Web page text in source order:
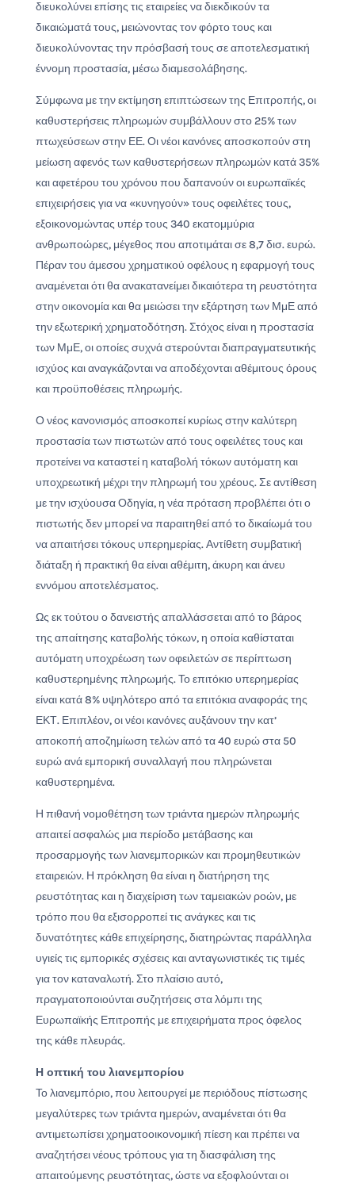
διευκολύνει επίσης τις εταιρείες να διεκδικούν τα
δικαιώματά τους, μειώνοντας τον φόρτο τους και
διευκολύνοντας την πρόσβασή τους σε αποτελεσματική
έννομη προστασία, μέσω διαμεσολάβησης.
Σύμφωνα με την εκτίμηση επιπτώσεων της Επιτροπής, οι
καθυστερήσεις πληρωμών συμβάλλουν στο 25% των
πτωχεύσεων στην ΕΕ. Οι νέοι κανόνες αποσκοπούν στη
μείωση αφενός των καθυστερήσεων πληρωμών κατά 35%
και αφετέρου του χρόνου που δαπανούν οι ευρωπαϊκές
επιχειρήσεις για να «κυνηγούν» τους οφειλέτες τους,
εξοικονομώντας υπέρ τους 340 εκατομμύρια
ανθρωποώρες, μέγεθος που αποτιμάται σε 8,7 δισ. ευρώ.
Πέραν του άμεσου χρηματικού οφέλους η εφαρμογή τους
αναμένεται ότι θα ανακατανείμει δικαιότερα τη ρευστότητα
στην οικονομία και θα μειώσει την εξάρτηση των ΜμΕ από
την εξωτερική χρηματοδότηση. Στόχος είναι η προστασία
των ΜμΕ, οι οποίες συχνά στερούνται διαπραγματευτικής
ισχύος και αναγκάζονται να αποδέχονται αθέμιτους όρους
και προϋποθέσεις πληρωμής.
Ο νέος κανονισμός αποσκοπεί κυρίως στην καλύτερη
προστασία των πιστωτών από τους οφειλέτες τους και
προτείνει να καταστεί η καταβολή τόκων αυτόματη και
υποχρεωτική μέχρι την πληρωμή του χρέους. Σε αντίθεση
με την ισχύουσα Οδηγία, η νέα πρόταση προβλέπει ότι ο
πιστωτής δεν μπορεί να παραιτηθεί από το δικαίωμά του
να απαιτήσει τόκους υπερημερίας. Αντίθετη συμβατική
διάταξη ή πρακτική θα είναι αθέμιτη, άκυρη και άνευ
εννόμου αποτελέσματος.
Ως εκ τούτου ο δανειστής απαλλάσσεται από το βάρος
της απαίτησης καταβολής τόκων, η οποία καθίσταται
αυτόματη υποχρέωση των οφειλετών σε περίπτωση
καθυστερημένης πληρωμής. Το επιτόκιο υπερημερίας
είναι κατά 8% υψηλότερο από τα επιτόκια αναφοράς της
ΕΚΤ. Επιπλέον, οι νέοι κανόνες αυξάνουν την κατ’
αποκοπή αποζημίωση τελών από τα 40 ευρώ στα 50
ευρώ ανά εμπορική συναλλαγή που πληρώνεται
καθυστερημένα.
Η πιθανή νομοθέτηση των τριάντα ημερών πληρωμής
απαιτεί ασφαλώς μια περίοδο μετάβασης και
προσαρμογής των λιανεμπορικών και προμηθευτικών
εταιρειών. Η πρόκληση θα είναι η διατήρηση της
ρευστότητας και η διαχείριση των ταμειακών ροών, με
τρόπο που θα εξισορροπεί τις ανάγκες και τις
δυνατότητες κάθε επιχείρησης, διατηρώντας παράλληλα
υγιείς τις εμπορικές σχέσεις και ανταγωνιστικές τις τιμές
για τον καταναλωτή. Στο πλαίσιο αυτό,
πραγματοποιούνται συζητήσεις στα λόμπι της
Ευρωπαϊκής Επιτροπής με επιχειρήματα προς όφελος
της κάθε πλευράς.
Η οπτική του λιανεμπορίου
Το λιανεμπόριο, που λειτουργεί με περιόδους πίστωσης
μεγαλύτερες των τριάντα ημερών, αναμένεται ότι θα
αντιμετωπίσει χρηματοοικονομική πίεση και πρέπει να
αναζητήσει νέους τρόπους για τη διασφάλιση της
απαιτούμενης ρευστότητας, ώστε να εξοφλούνται οι